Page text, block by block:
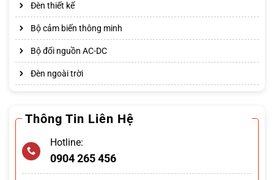
Đèn thiết kế
Bộ cảm biến thông minh
Bộ đổi nguồn AC-DC
Đèn ngoài trời
Thông Tin Liên Hệ
Hotline:
0904 265 456